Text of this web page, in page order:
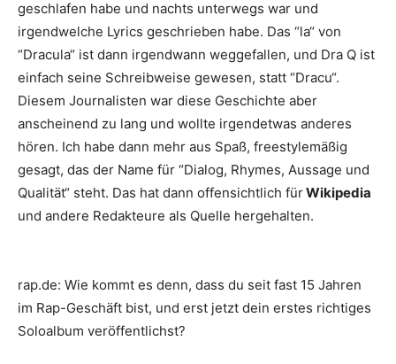
geschlafen habe und nachts unterwegs war und
irgendwelche Lyrics geschrieben habe. Das “la“ von
“Dracula“ ist dann irgendwann weggefallen, und Dra Q ist
einfach seine Schreibweise gewesen, statt “Dracu“.
Diesem Journalisten war diese Geschichte aber
anscheinend zu lang und wollte irgendetwas anderes
hören. Ich habe dann mehr aus Spaß, freestylemäßig
gesagt, das der Name für “Dialog, Rhymes, Aussage und
Qualität“ steht. Das hat dann offensichtlich fürWikipedia
und andere Redakteure als Quelle hergehalten.
rap.de: Wie kommt es denn, dass du seit fast 15 Jahren
im Rap-Geschäft bist, und erst jetzt dein erstes richtiges
Soloalbum veröffentlichst?